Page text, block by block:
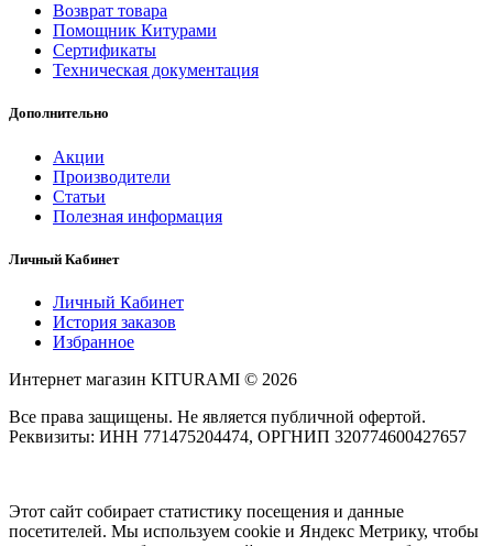
Возврат товара
Помощник Китурами
Сертификаты
Техническая документация
Дополнительно
Акции
Производители
Статьи
Полезная информация
Личный Кабинет
Личный Кабинет
История заказов
Избранное
Интернет магазин KITURAMI © 2026
Все права защищены. Не является публичной офертой.
Реквизиты: ИНН 771475204474, ОРГНИП 320774600427657
Этот сайт собирает статистику посещения и данные
посетителей. Мы используем cookie и Яндекс Метрику, чтобы